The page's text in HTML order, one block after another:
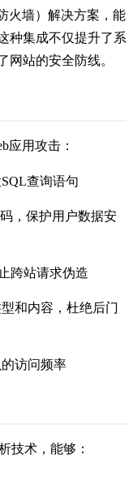
火墙）解决方案，能
种集成不仅提升了系
网站的安全防线。
应用攻击：
查询语句
，保护用户数据安
跨站请求伪造
和内容，杜绝后门
访问频率
技术，能够：